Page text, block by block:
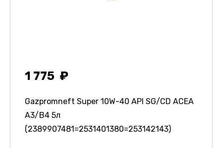
1 775
Gazpromneft Super 10W-40 API SG/CD ACEA
A3/B4 5л
(2389907481=2531401380=253142143)